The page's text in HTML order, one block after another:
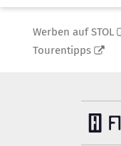
Werben auf STOL
Tourentipps